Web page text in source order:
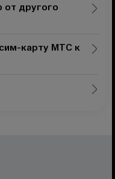
от другого
карту МТС к